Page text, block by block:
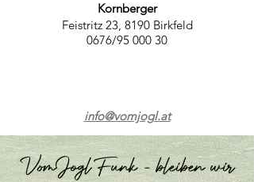
Kornberger
Feistritz 23, 8190 Birkfeld
0676/95 000 30
info@vomjogl.at
VomJogl Funk - bleiben wir